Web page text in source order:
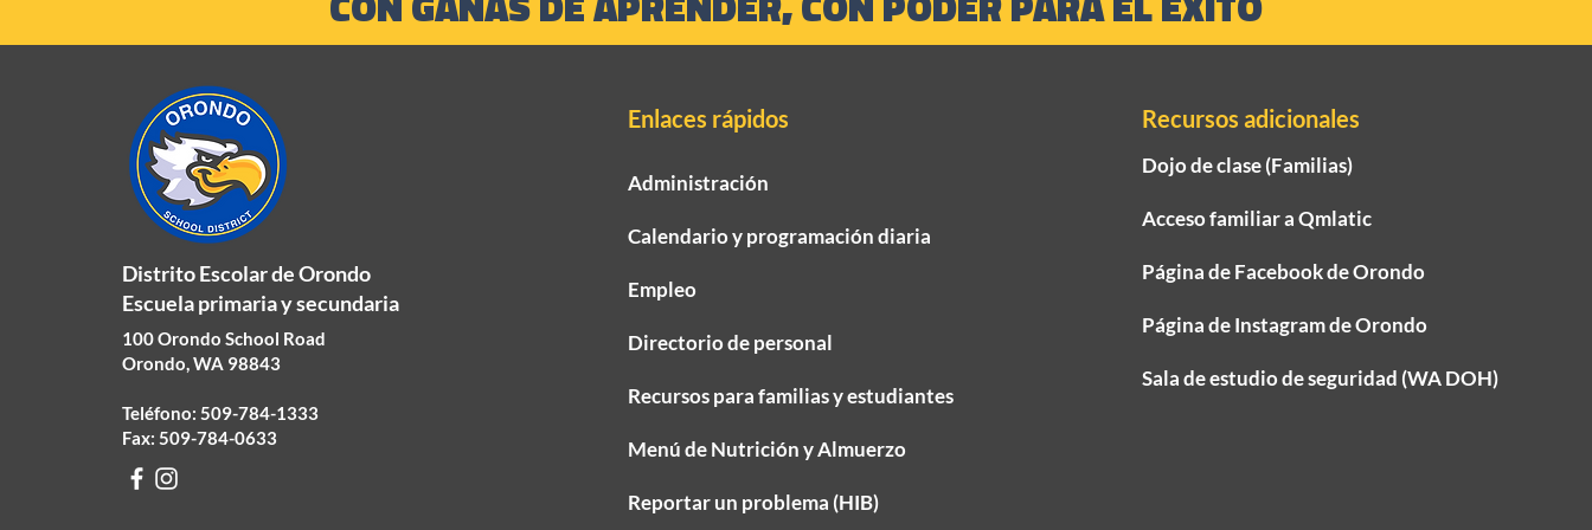
Distrito Escolar de Orondo
Escuela primaria y secundaria
100 Orondo School Road
Orondo, WA 98843
Teléfono: 509-784-1333
Fax: 509-784-0633
Enlaces rápidos
Administración
Calendario y programación diaria
Empleo
Directorio de personal
Recursos para familias y estudiantes
Menú de Nutrición y Almuerzo
Reportar un problema (HIB)
Recursos adicionales
Dojo de clase (Familias)
Acceso familiar a Qmlatic
Página de Facebook de Orondo
Página de Instagram de Orondo
Sala de estudio de seguridad (WA DOH)